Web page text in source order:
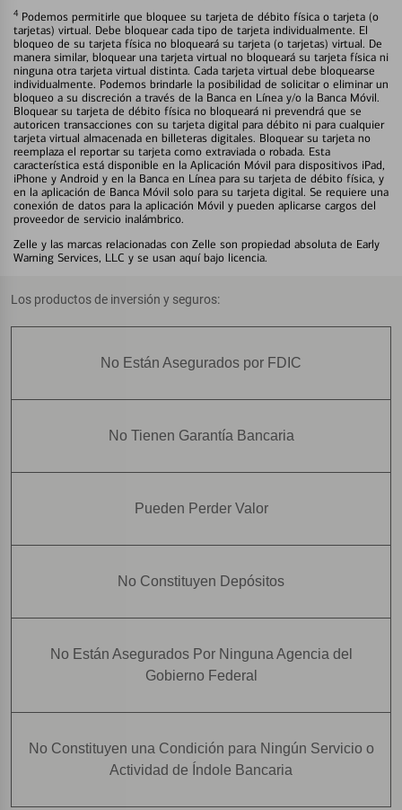
4 Podemos permitirle que bloquee su tarjeta de débito física o tarjeta (o
tarjetas) virtual. Debe bloquear cada tipo de tarjeta individualmente. El
bloqueo de su tarjeta física no bloqueará su tarjeta (o tarjetas) virtual. De
manera similar, bloquear una tarjeta virtual no bloqueará su tarjeta física ni
ninguna otra tarjeta virtual distinta. Cada tarjeta virtual debe bloquearse
individualmente. Podemos brindarle la posibilidad de solicitar o eliminar un
bloqueo a su discreción a través de la Banca en Línea y/o la Banca Móvil.
Bloquear su tarjeta de débito física no bloqueará ni prevendrá que se
autoricen transacciones con su tarjeta digital para débito ni para cualquier
tarjeta virtual almacenada en billeteras digitales. Bloquear su tarjeta no
reemplaza el reportar su tarjeta como extraviada o robada. Esta
característica está disponible en la Aplicación Móvil para dispositivos iPad,
iPhone y Android y en la Banca en Línea para su tarjeta de débito física, y
en la aplicación de Banca Móvil solo para su tarjeta digital. Se requiere una
conexión de datos para la aplicación Móvil y pueden aplicarse cargos del
proveedor de servicio inalámbrico.
Zelle y las marcas relacionadas con Zelle son propiedad absoluta de Early
Warning Services, LLC y se usan aquí bajo licencia.
Los productos de inversión y seguros:
No Están Asegurados por FDIC
No Tienen Garantía Bancaria
Pueden Perder Valor
No Constituyen Depósitos
No Están Asegurados Por Ninguna Agencia del
Gobierno Federal
No Constituyen una Condición para Ningún Servicio o
Actividad de Índole Bancaria